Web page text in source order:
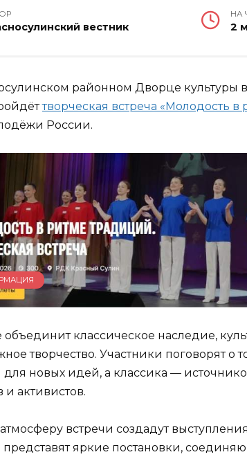
вестник
НА
2
районном Дворце
творческая встреча «Молодость
России.
объединит классическое наследие,
творчество. Участники поговорят о
для новых идей, а классика —
и активистов.
встречи создадут
представят яркие постановки,